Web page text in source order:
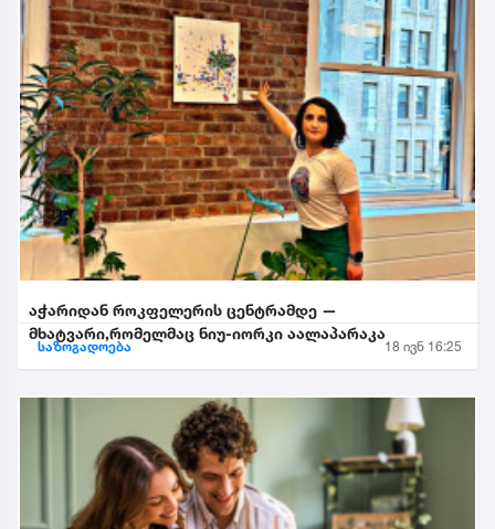
აჭარიდან როკფელერის ცენტრამდე —
მხატვარი,რომელმაც ნიუ-იორკი აალაპარაკა
საზოგადოება 18 ივნ 16:25